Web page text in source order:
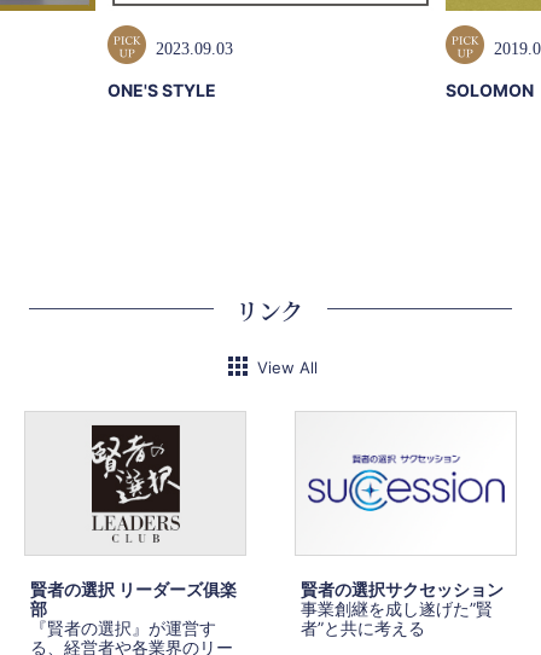
2023.09.03
ONE'S STYLE SOLOMON
リンク
View All
賢者の選択 リーダーズ俱楽
部
『賢者の選択』が運営す
る、経営者や各業界のリー
賢者の選択サクセッション
事業創継を成し遂げた”賢
者”と共に考える